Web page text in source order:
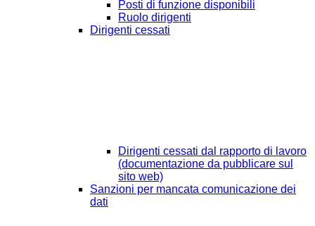
Posti di funzione disponibili
Ruolo dirigenti
Dirigenti cessati
Dirigenti cessati dal rapporto di lavoro
(documentazione da pubblicare sul
sito web)
Sanzioni per mancata comunicazione dei
dati